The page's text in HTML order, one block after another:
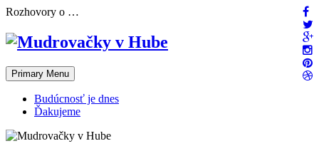
Skip
content
Rozhovory o …
Primary Menu
Budúcnosť je dnes
Ďakujeme